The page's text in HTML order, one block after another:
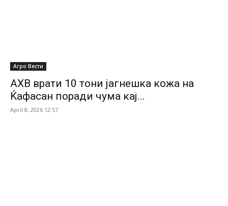
Агро Вести
АХВ врати 10 тони јагнешка кожа на
Ќафасан поради чума кај...
April 8, 2026 12:57